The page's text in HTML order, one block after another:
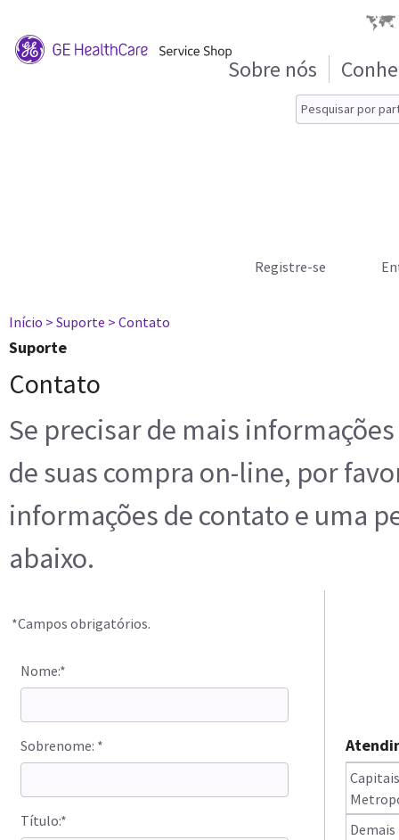
Sobre nós
Registre-se
Início > Suporte > Contato
Suporte
Contato
Se precisar de mais
de suas compra on-line, por
informações de contato e uma
abaixo.
*Campos obrigatórios.
Nome:*
Sobrenome: *
Título:*